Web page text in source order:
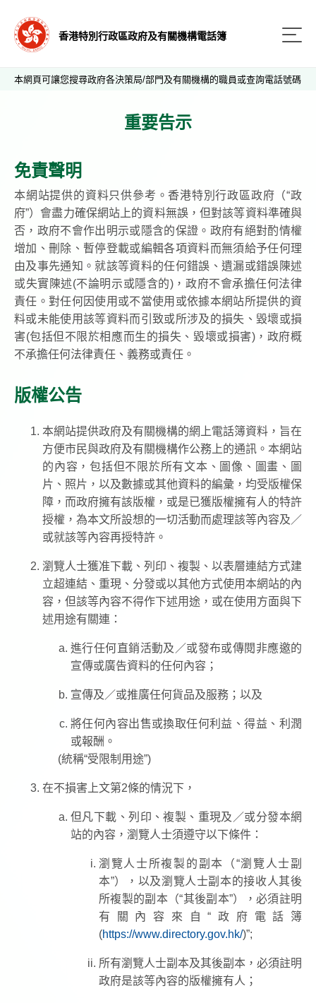
香港特別行政區政府及有關機構電話簿
本網頁可讓您搜尋政府各決策局/部門及有關機構的職員或查詢電話號碼
重要告示
免責聲明
本網站提供的資料只供參考。香港特別行政區政府（“政
府”）會盡力確保網站上的資料無誤，但對該等資料準確與
否，政府不會作出明示或隱含的保證。政府有絕對酌情權
增加、刪除、暫停登載或編輯各項資料而無須給予任何理
由及事先通知。就該等資料的任何錯誤、遺漏或錯誤陳述
或失實陳述(不論明示或隱含的)，政府不會承擔任何法律
責任。對任何因使用或不當使用或依據本網站所提供的資
料或未能使用該等資料而引致或所涉及的損失、毀壞或損
害(包括但不限於相應而生的損失、毀壞或損害)，政府概
不承擔任何法律責任、義務或責任。
版權公告
本網站提供政府及有關機構的網上電話簿資料，旨在
方便市民與政府及有關機構作公務上的通訊。本網站
的內容，包括但不限於所有文本、圖像、圖畫、圖
片、照片，以及數據或其他資料的編彙，均受版權保
障，而政府擁有該版權，或是已獲版權擁有人的特許
授權，為本文所設想的一切活動而處理該等內容及／
或就該等內容再授特許。
瀏覽人士獲准下載、列印、複製、以表層連結方式建
立超連結、重現、分發或以其他方式使用本網站的內
容，但該等內容不得作下述用途，或在使用方面與下
述用途有關連：
進行任何直銷活動及／或發布或傳閱非應邀的
宣傳或廣告資料的任何內容；
宣傳及／或推廣任何貨品及服務；以及
將任何內容出售或換取任何利益、得益、利潤
或報酬。
(統稱“受限制用途”)
在不損害上文第2條的情況下，
但凡下載、列印、複製、重現及／或分發本網
站的內容，瀏覽人士須遵守以下條件：
瀏覽人士所複製的副本（“瀏覽人士副
本”），以及瀏覽人士副本的接收人其後
所複製的副本（“其後副本”），必須註明
有關內容來自“政府電話簿
(https://www.directory.gov.hk/)”;
所有瀏覽人士副本及其後副本，必須註明
政府是該等內容的版權擁有人；